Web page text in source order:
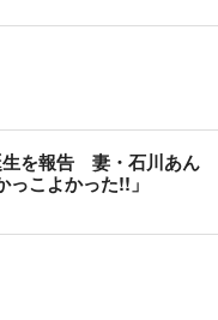
生を報告 妻・石川あん
こよかった!!」